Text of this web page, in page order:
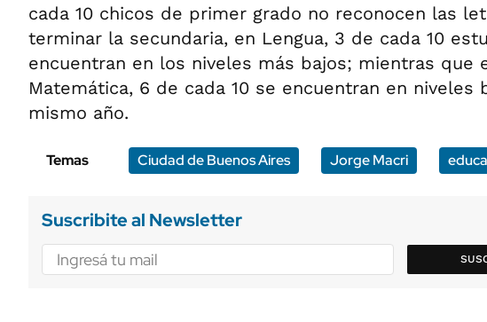
cada 10 chicos de primer grado no reconocen las
terminar la secundaria, en Lengua, 3 de cada 10
encuentran en los niveles más bajos; mientras que
Matemática, 6 de cada 10 se encuentran en niveles
mismo año.
Temas Ciudad de Buenos Aires Jorge Macri
Suscribite al Newsletter